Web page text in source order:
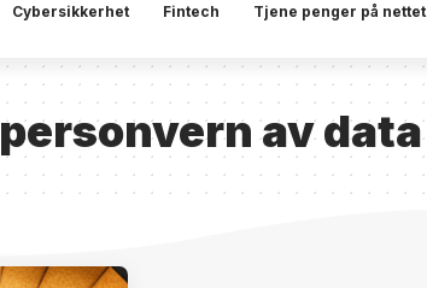
Cybersikkerhet Fintech Tjene penger på nettet
personvern av data